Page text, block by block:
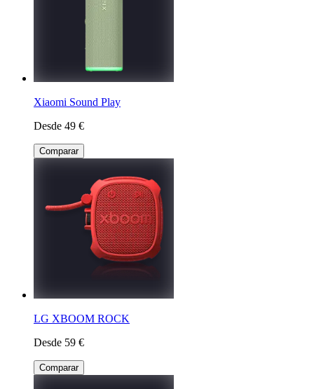
Xiaomi Sound Play
Desde 49 €
Comparar
LG XBOOM ROCK
Desde 59 €
Comparar